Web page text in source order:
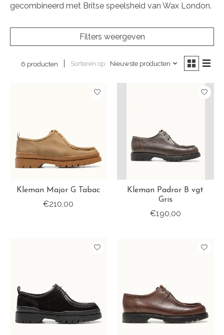
gecombineerd met Britse speelsheid van Wax London.
Filters weergeven
6 producten Sorteren op Nieuwste producten
Kleman Major G Tabac
€210,00
Kleman Padror B vgt
Gris
€190,00